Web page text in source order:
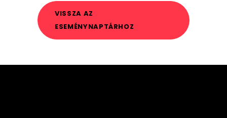
VISSZA AZ
ESEMÉNYNAPTÁRHOZ